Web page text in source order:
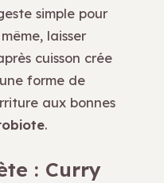
simple pour
laisser
cuisson crée
forme de
aux bonnes
.
: Curry